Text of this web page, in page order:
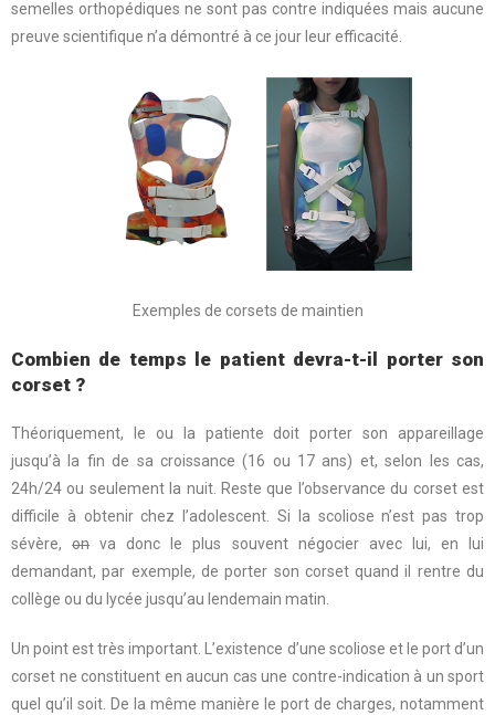
semelles orthopédiques ne sont pas contre indiquées mais aucune
preuve scientifique n’a démontré à ce jour leur efficacité.
Exemples de corsets de maintien
Combien de temps le patient devra-t-il porter son
corset ?
Théoriquement, le ou la patiente doit porter son appareillage
jusqu’à la fin de sa croissance (16 ou 17 ans) et, selon les cas,
24h/24 ou seulement la nuit. Reste que l’observance du corset est
difficile à obtenir chez l’adolescent. Si la scoliose n’est pas trop
sévère,on va donc le plus souvent négocier avec lui, en lui
demandant, par exemple, de porter son corset quand il rentre du
collège ou du lycée jusqu’au lendemain matin.
Un point est très important. L’existence d’une scoliose et le port d’un
corset ne constituent en aucun cas une contre-indication à un sport
quel qu’il soit. De la même manière le port de charges, notamment